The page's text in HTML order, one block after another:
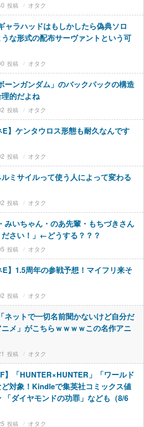
オタク
ャラハッドはもしかしたら偽典ソロ
な形式の配布サーヴァントという可
オタク
ーンガンダム」のバックパックの構造
的だよね
オタク
E】ケンタウロス形態も耐久なんです
オタク
ミサイルって使う人によって変わる
オタク
みいちゃん・のあ先輩・もちづきさん
ださい！」←どうする？？？
オタク
E】1.5周年の参戦予想！マイフリ来そ
オタク
ネットで一切名前聞かないけど自分だ
メ」がこちらｗｗｗｗこの名作アニ
オタク
】「HUNTER×HUNTER」「ワールド
ど対象！Kindleで集英社コミックス値
「ダイヤモンドの功罪」なども（8/6
オタク